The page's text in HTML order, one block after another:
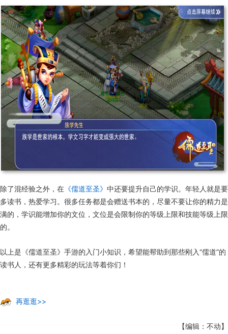
除了混经验之外，在 《儒道至圣》 中还要提升自己的学识。年轻人就是要
多读书，热爱学习。很多任务都是会赠送书本的，尽量不要让你的精力是
满的，学识能增加你的文位，文位是会限制你的等级上限和技能等级上限
的。
以上是《儒道至圣》手游的入门小知识，希望能帮助到那些刚入“儒道”的
读书人，还有更多精彩的玩法等着你们！
再逛逛>>
【编辑：不动】